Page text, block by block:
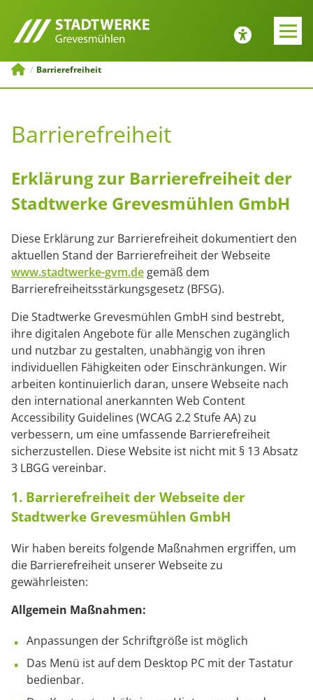
E-MOBILITÄT
Tipps zur Emobilität
Ladesäulenkonfigurator
Ladeinfrastruktur
Menü schließen
JOBS UND
AUSBILDUNG
Zurück
Menü schließen
Barrierefreiheit
Barrierefreiheit
Erklärung zur Barrierefreiheit der
Stadtwerke Grevesmühlen GmbH
Diese Erklärung zur Barrierefreiheit dokumentiert den
aktuellen Stand der Barrierefreiheit der Webseite
www.stadtwerke-gvm.de gemäß dem
Barrierefreiheitsstärkungsgesetz (BFSG).
Die Stadtwerke Grevesmühlen GmbH sind bestrebt,
ihre digitalen Angebote für alle Menschen zugänglich
und nutzbar zu gestalten, unabhängig von ihren
individuellen Fähigkeiten oder Einschränkungen. Wir
arbeiten kontinuierlich daran, unsere Webseite nach
den international anerkannten Web Content
Accessibility Guidelines (WCAG 2.2 Stufe AA) zu
verbessern, um eine umfassende Barrierefreiheit
sicherzustellen. Diese Website ist nicht mit § 13 Absatz
3 LBGG vereinbar.
1. Barrierefreiheit der Webseite der
Stadtwerke Grevesmühlen GmbH
Wir haben bereits folgende Maßnahmen ergriffen, um
die Barrierefreiheit unserer Webseite zu
gewährleisten:
Allgemein Maßnahmen:
Anpassungen der Schriftgröße ist möglich
Das Menü ist auf dem Desktop PC mit der Tastatur
bedienbar.